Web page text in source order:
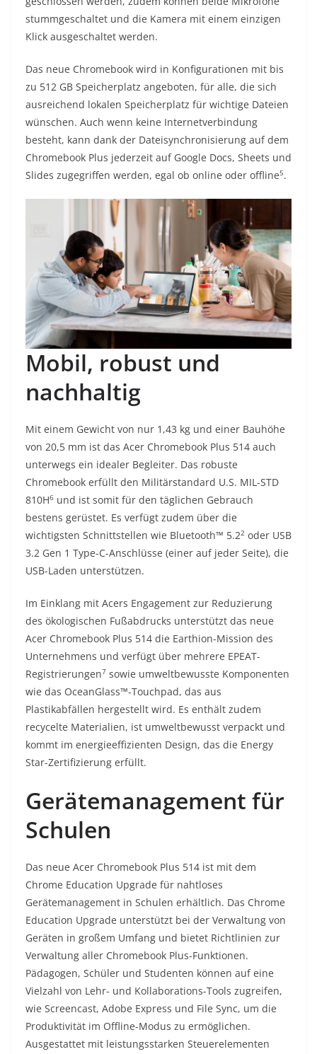
stummgeschaltet und die Kamera mit einem einzigen
Klick ausgeschaltet werden.
Das neue Chromebook wird in Konfigurationen mit bis
zu 512 GB Speicherplatz angeboten, für alle, die sich
ausreichend lokalen Speicherplatz für wichtige Dateien
wünschen. Auch wenn keine Internetverbindung
besteht, kann dank der Dateisynchronisierung auf dem
Chromebook Plus jederzeit auf Google Docs, Sheets und
Slides zugegriffen werden, egal ob online oder offline5.
Mobil, robust und
nachhaltig
Mit einem Gewicht von nur 1,43 kg und einer Bauhöhe
von 20,5 mm ist das Acer Chromebook Plus 514 auch
unterwegs ein idealer Begleiter. Das robuste
Chromebook erfüllt den Militärstandard U.S. MIL-STD
810H6 und ist somit für den täglichen Gebrauch
bestens gerüstet. Es verfügt zudem über die
wichtigsten Schnittstellen wie Bluetooth™ 5.22 oder USB
3.2 Gen 1 Type-C-Anschlüsse (einer auf jeder Seite), die
USB-Laden unterstützen.
Im Einklang mit Acers Engagement zur Reduzierung
des ökologischen Fußabdrucks unterstützt das neue
Acer Chromebook Plus 514 die Earthion-Mission des
Unternehmens und verfügt über mehrere EPEAT-
Registrierungen7 sowie umweltbewusste Komponenten
wie das OceanGlass™-Touchpad, das aus
Plastikabfällen hergestellt wird. Es enthält zudem
recycelte Materialien, ist umweltbewusst verpackt und
kommt im energieeffizienten Design, das die Energy
Star-Zertifizierung erfüllt.
Gerätemanagement für
Schulen
Das neue Acer Chromebook Plus 514 ist mit dem
Chrome Education Upgrade für nahtloses
Gerätemanagement in Schulen erhältlich. Das Chrome
Education Upgrade unterstützt bei der Verwaltung von
Geräten in großem Umfang und bietet Richtlinien zur
Verwaltung aller Chromebook Plus-Funktionen.
Pädagogen, Schüler und Studenten können auf eine
Vielzahl von Lehr- und Kollaborations-Tools zugreifen,
wie Screencast, Adobe Express und File Sync, um die
Produktivität im Offline-Modus zu ermöglichen.
Ausgestattet mit leistungsstarken Steuerelementen